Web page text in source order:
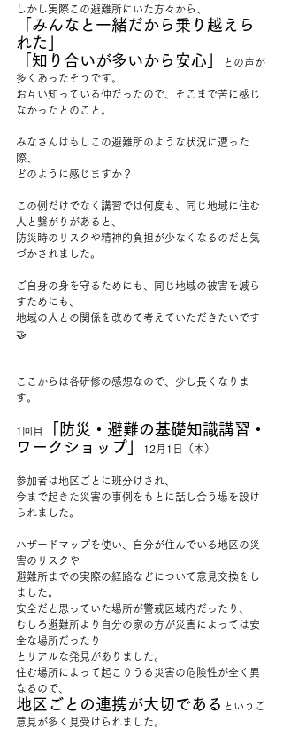
しかし実際この避難所にいた方々から、
「みんなと一緒だから乗り越えら
れた」
「知り合いが多いから安心」
との声が
多くあったそうです。
お互い知っている仲だったので、そこまで苦に感じ
なかったとのこと。
みなさんはもしこの避難所のような状況に遭った
際、
どのように感じますか？
この例だけでなく講習では何度も、同じ地域に住む
人と繋がりがあると、
防災時のリスクや精神的負担が少なくなるのだと気
づかされました。
ご自身の身を守るためにも、同じ地域の被害を減ら
すためにも、
地域の人との関係を改めて考えていただきたいです
🤝
ここからは各研修の感想なので、少し長くなりま
す。
1回目
「防災・避難の基礎知識講習・
ワークショップ」
12月1日（木）
参加者は地区ごとに班分けされ、
今まで起きた災害の事例をもとに話し合う場を設け
られました。
ハザードマップを使い、自分が住んでいる地区の災
害のリスクや
避難所までの実際の経路などについて意見交換をし
ました。
安全だと思っていた場所が警戒区域内だったり、
むしろ避難所より自分の家の方が災害によっては安
全な場所だったり
とリアルな発見がありました。
住む場所によって起こりうる災害の危険性が全く異
なるので、
地区ごとの連携が大切である というご
意見が多く見受けられました。